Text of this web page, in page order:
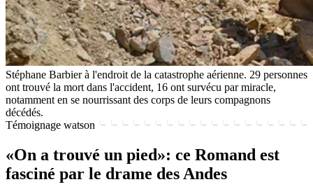
Stéphane Barbier à l'endroit de la catastrophe aérienne. 29 personnes
ont trouvé la mort dans l'accident, 16 ont survécu par miracle,
notamment en se nourrissant des corps de leurs compagnons
décédés.
Témoignage watson
«On a trouvé un pied»: ce Romand est
fasciné par le drame des Andes